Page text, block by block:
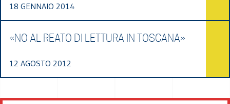
18 GENNAIO 2014
«NO AL REATO DI LETTURA IN TOSCANA»
12 AGOSTO 2012